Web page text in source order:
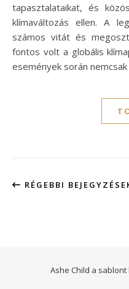
tapasztalataikat, és
klímaváltozás ellen. A
számos vitát és
fontos volt a globális
események során
RÉGEBBI
Ashe Child a